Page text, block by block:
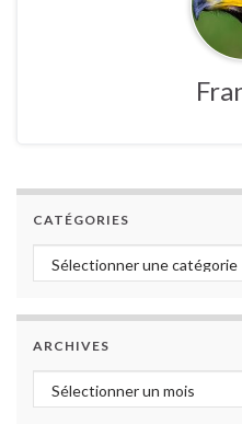
CATÉGORIES
Catégories
ARCHIVES
Archives